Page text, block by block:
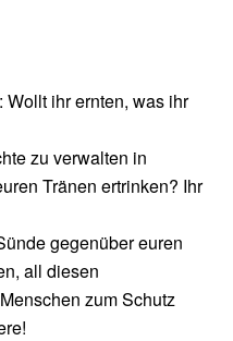
ihr ernten, was ihr
zu verwalten in
Tränen ertrinken? Ihr
gegenüber euren
all diesen
zum Schutz